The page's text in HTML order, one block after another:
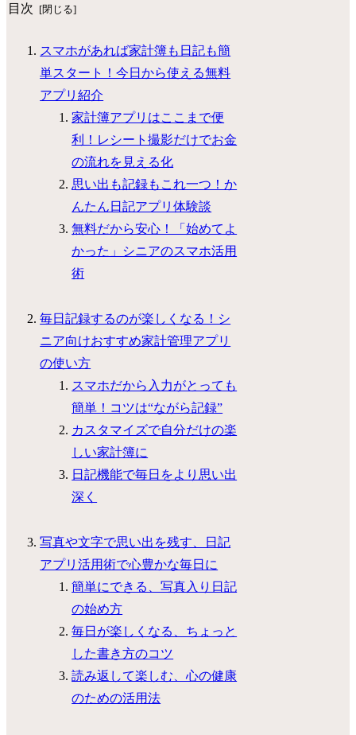
目次
スマホがあれば家計簿も日記も簡
単スタート！今日から使える無料
アプリ紹介
家計簿アプリはここまで便
利！レシート撮影だけでお金
の流れを見える化
思い出も記録もこれ一つ！か
んたん日記アプリ体験談
無料だから安心！「始めてよ
かった」シニアのスマホ活用
術
毎日記録するのが楽しくなる！シ
ニア向けおすすめ家計管理アプリ
の使い方
スマホだから入力がとっても
簡単！コツは“ながら記録”
カスタマイズで自分だけの楽
しい家計簿に
日記機能で毎日をより思い出
深く
写真や文字で思い出を残す、日記
アプリ活用術で心豊かな毎日に
簡単にできる、写真入り日記
の始め方
毎日が楽しくなる、ちょっと
した書き方のコツ
読み返して楽しむ、心の健康
のための活用法